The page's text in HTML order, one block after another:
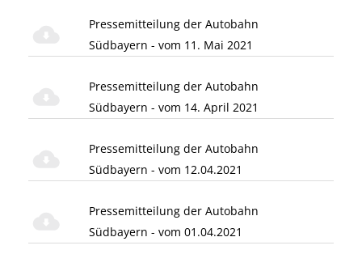
Pressemitteilung der Autobahn
Südbayern - vom 11. Mai 2021
Pressemitteilung der Autobahn
Südbayern - vom 14. April 2021
Pressemitteilung der Autobahn
Südbayern - vom 12.04.2021
Pressemitteilung der Autobahn
Südbayern - vom 01.04.2021